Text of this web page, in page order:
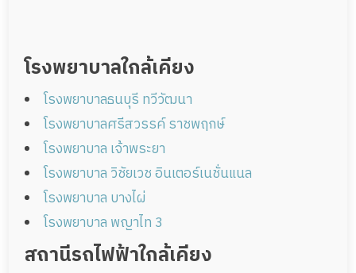
โรงพยาบาลใกล้เคียง
โรงพยาบาลธนบุรี ทวีวัฒนา
โรงพยาบาลศรีสวรรค์ ราชพฤกษ์
โรงพยาบาล เจ้าพระยา
โรงพยาบาล วิชัยเวช อินเตอร์เนชั่นแนล
โรงพยาบาล บางไผ่
โรงพยาบาล พญาไท 3
สถานีรถไฟฟ้าใกล้เคียง